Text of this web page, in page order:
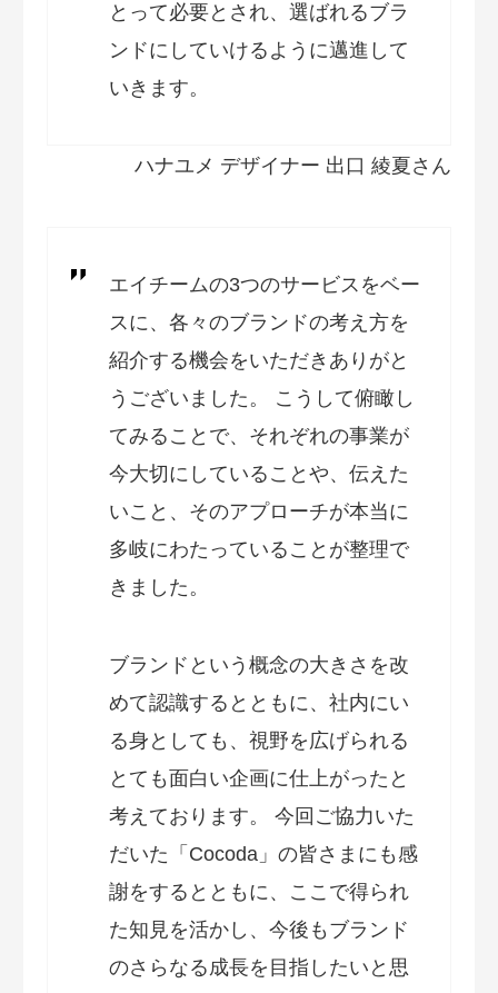
とって必要とされ、選ばれるブラ
ンドにしていけるように邁進して
いきます。
ハナユメ デザイナー 出口 綾夏さん
エイチームの3つのサービスをベー
スに、各々のブランドの考え方を
紹介する機会をいただきありがと
うございました。 こうして俯瞰し
てみることで、それぞれの事業が
今大切にしていることや、伝えた
いこと、そのアプローチが本当に
多岐にわたっていることが整理で
きました。
ブランドという概念の大きさを改
めて認識するとともに、社内にい
る身としても、視野を広げられる
とても面白い企画に仕上がったと
考えております。 今回ご協力いた
だいた「Cocoda」の皆さまにも感
謝をするとともに、ここで得られ
た知見を活かし、今後もブランド
のさらなる成長を目指したいと思